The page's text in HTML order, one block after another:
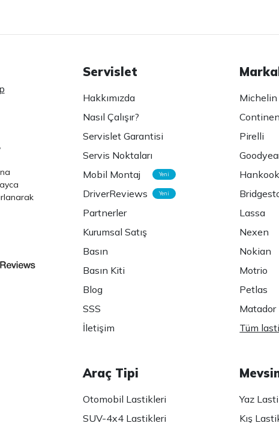
Servislet
Hakkımızda
Nasıl Çalışır?
Servislet Garantisi
Servis Noktaları
Mobil Montaj
Yeni
DriverReviews Yeni
Partnerler
Kurumsal Satış
Basın
Basın Kiti
Blog
SSS
İletişim
Michelin
Pirelli
Hankook
Lassa
Nexen
Nokian
Motrio
Petlas
Matador
Tüm
Araç Tipi
Otomobil Lastikleri
SUV-4x4 Lastikleri
Yaz
Kış